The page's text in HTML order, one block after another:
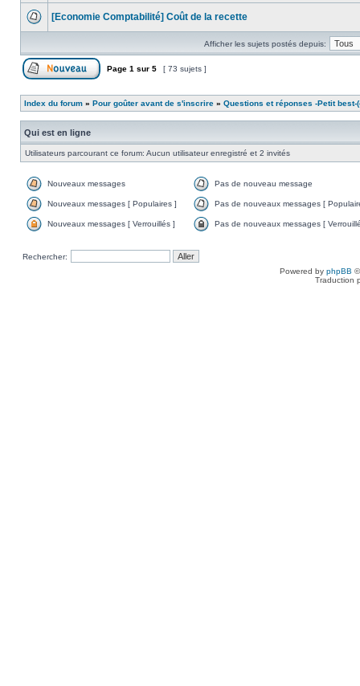
[Economie Comptabilité] Coût de la recette
Afficher les sujets postés depuis:
Page 1 sur 5 [ 73 sujets ]
Index du forum » Pour goûter avant de s'inscrire » Questions et réponses -Petit best-
Qui est en ligne
Utilisateurs parcourant ce forum: Aucun utilisateur enregistré et 2 invités
Nouveaux messages Pas de nouveau message
Nouveaux messages [ Populaires ] Pas de nouveaux messages [
Nouveaux messages [ Verrouillés ] Pas de nouveaux messages [
Rechercher:
Powered by phpBB
Traduction